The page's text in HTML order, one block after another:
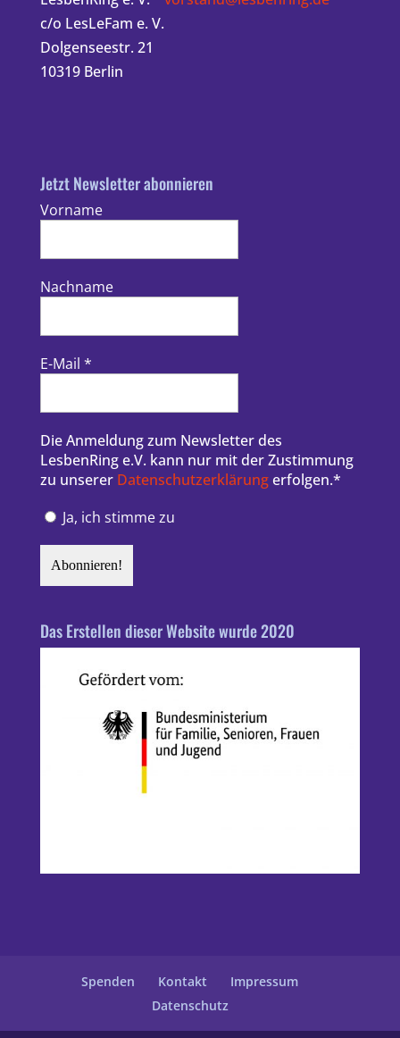
c/o LesLeFam e. V.
Dolgenseestr. 21
10319 Berlin
Jetzt Newsletter abonnieren
Vorname
Nachname
E-Mail *
Die Anmeldung zum Newsletter des
LesbenRing e.V. kann nur mit der Zustimmung
zu unserer Datenschutzerklärungerfolgen.*
Ja, ich stimme zu
Das Erstellen dieser Website wurde 2020
Spenden Kontakt
Impressum
Datenschutz